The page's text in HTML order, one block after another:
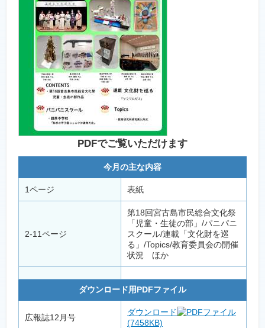
PDFでご覧いただけます
今月の主な内容
1ページ 表紙
2-11ページ
第18回宮古島市民総合文化祭
「児童・生徒の部」/パニパニ
スクール/連載「文化財を巡
る」/Topics/教育委員会の開催
状況 ほか
ダウンロード用PDFファイル
広報誌12月号
ダウンロード
(7458KB)